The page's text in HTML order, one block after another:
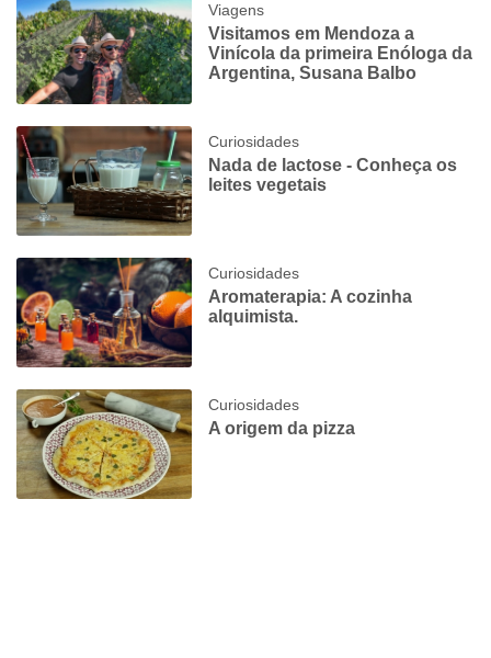
Viagens
Visitamos em Mendoza a
Vinícola da primeira Enóloga da
Argentina, Susana Balbo
Curiosidades
Nada de lactose - Conheça os
leites vegetais
Curiosidades
Aromaterapia: A cozinha
alquimista.
Curiosidades
A origem da pizza